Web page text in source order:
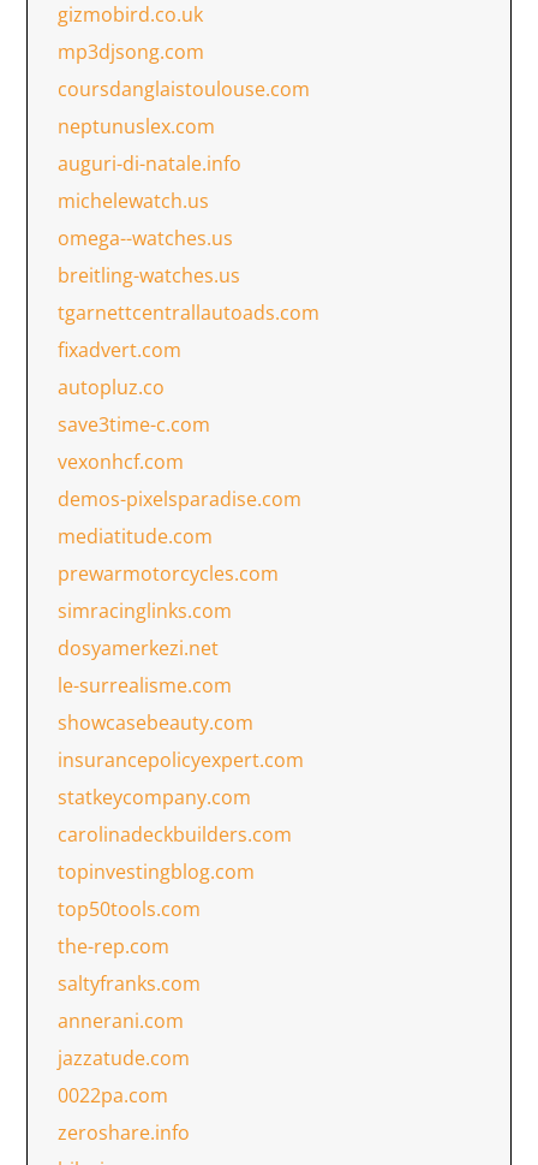
gizmobird.co.uk
mp3djsong.com
coursdanglaistoulouse.com
neptunuslex.com
auguri-di-natale.info
michelewatch.us
omega--watches.us
breitling-watches.us
tgarnettcentrallautoads.com
fixadvert.com
autopluz.co
save3time-c.com
vexonhcf.com
demos-pixelsparadise.com
mediatitude.com
prewarmotorcycles.com
simracinglinks.com
dosyamerkezi.net
le-surrealisme.com
showcasebeauty.com
insurancepolicyexpert.com
statkeycompany.com
carolinadeckbuilders.com
topinvestingblog.com
top50tools.com
the-rep.com
saltyfranks.com
annerani.com
jazzatude.com
0022pa.com
zeroshare.info